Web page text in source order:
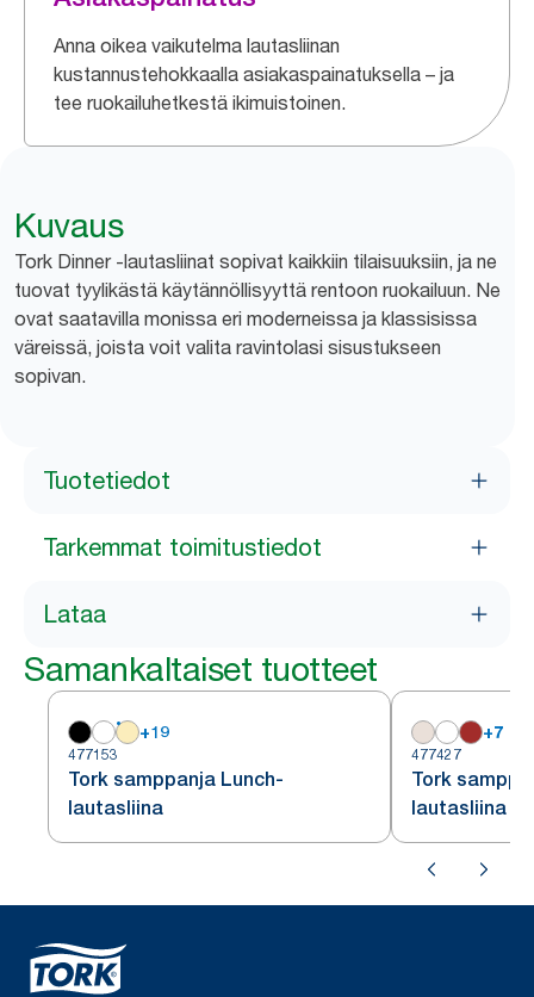
Anna oikea vaikutelma lautasliinan
kustannustehokkaalla asiakaspainatuksella – ja
tee ruokailuhetkestä ikimuistoinen.
Kuvaus
Tork Dinner -lautasliinat sopivat kaikkiin tilaisuuksiin, ja ne
tuovat tyylikästä käytännöllisyyttä rentoon ruokailuun. Ne
ovat saatavilla monissa eri moderneissa ja klassisissa
väreissä, joista voit valita ravintolasi sisustukseen
sopivan.
Tuotetiedot
Tarkemmat toimitustiedot
Lataa
Samankaltaiset tuotteet
+19
477153
Tork samppanja Lunch-
lautasliina
+7
477427
Tork
lautasliina